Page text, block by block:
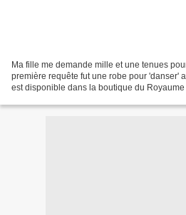
Ma fille me demande mille et une tenues
première requête fut une robe pour 'danser'
est disponible dans la boutique du Royaume